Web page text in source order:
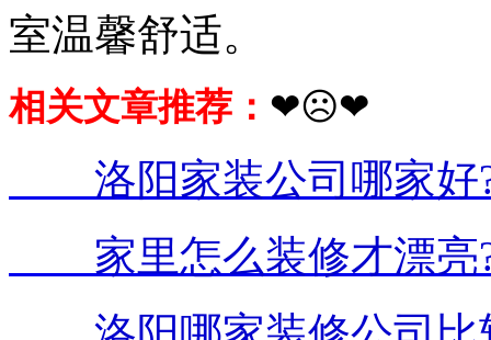
室温馨舒适。
相关文章推荐： ❤☹❤
洛阳家装公司哪家好?
家里怎么装修才漂亮?